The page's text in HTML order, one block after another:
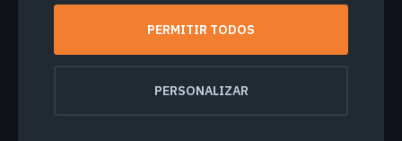
PERMITIR TODOS
PERSONALIZAR
Segurança dos dados